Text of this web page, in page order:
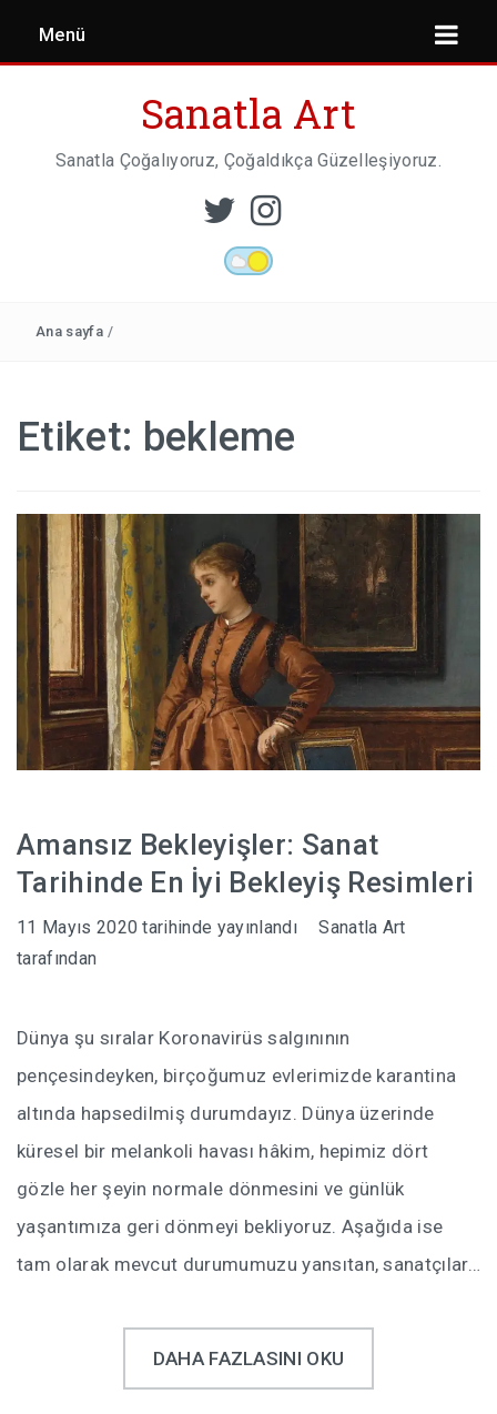
Menü
HABERLER
Sanatla Art
Sanatla Çoğalıyoruz, Çoğaldıkça Güzelleşiyoruz.
Ana sayfa /
Etiket: bekleme
Amansız Bekleyişler: Sanat
Tarihinde En İyi Bekleyiş Resimleri
11 Mayıs 2020 tarihinde yayınlandı
Sanatla Art
tarafından
Dünya şu sıralar Koronavirüs salgınının
pençesindeyken, birçoğumuz evlerimizde karantina
altında hapsedilmiş durumdayız. Dünya üzerinde
küresel bir melankoli havası hâkim, hepimiz dört
gözle her şeyin normale dönmesini ve günlük
yaşantımıza geri dönmeyi bekliyoruz. Aşağıda ise
tam olarak mevcut durumumuzu yansıtan, sanatçılar…
DAHA FAZLASINI OKU